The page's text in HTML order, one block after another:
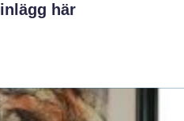
här